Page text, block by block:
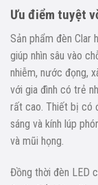
Ưu điểm tuyệt
Sản phẩm đèn Clar
giúp nhìn sâu vào
nhiễm, nước đọng,
với gia đình có trẻ
rất cao. Thiết bị có
sáng và kính lúp
và mũi họng.
Đồng thời đèn LED